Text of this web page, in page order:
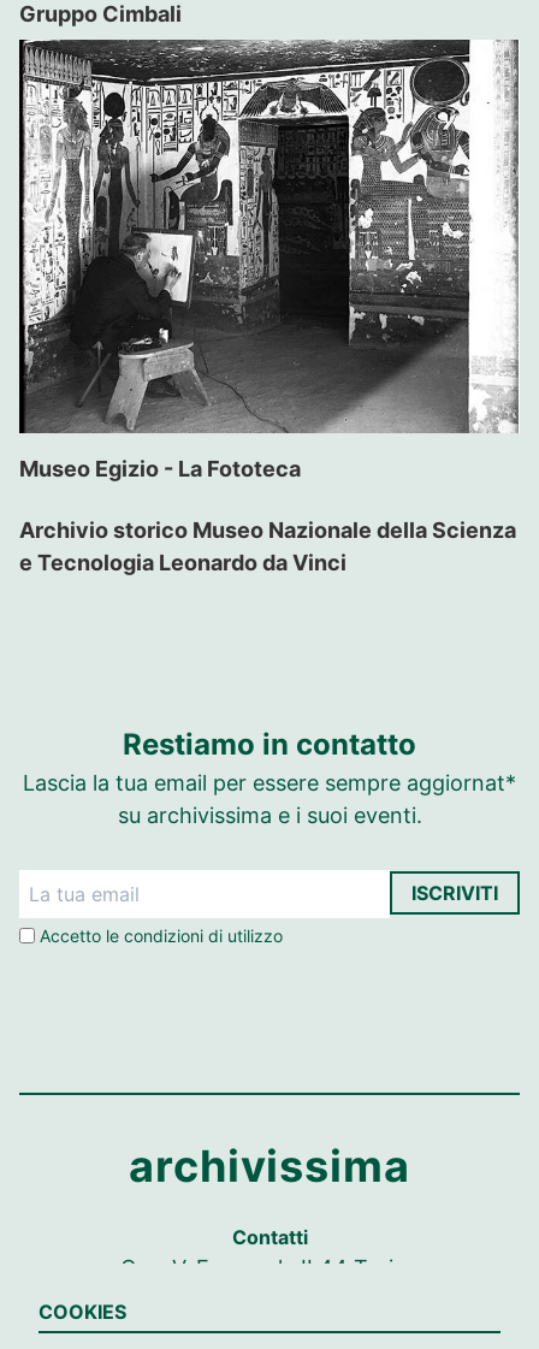
Gruppo Cimbali
Museo Egizio - La Fototeca
Archivio storico Museo Nazionale della Scienza
e Tecnologia Leonardo da Vinci
Restiamo in contatto
Lascia la tua email per essere sempre aggiornat*
su archivissima e i suoi eventi.
Accetto le condizioni di utilizzo
ISCRIVITI
archivissima
Contatti
C.so V. Emanuele II 44 Torino
CF: 97804960017
COOKIES